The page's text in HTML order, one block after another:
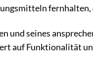
und seines
auf Funktionalität